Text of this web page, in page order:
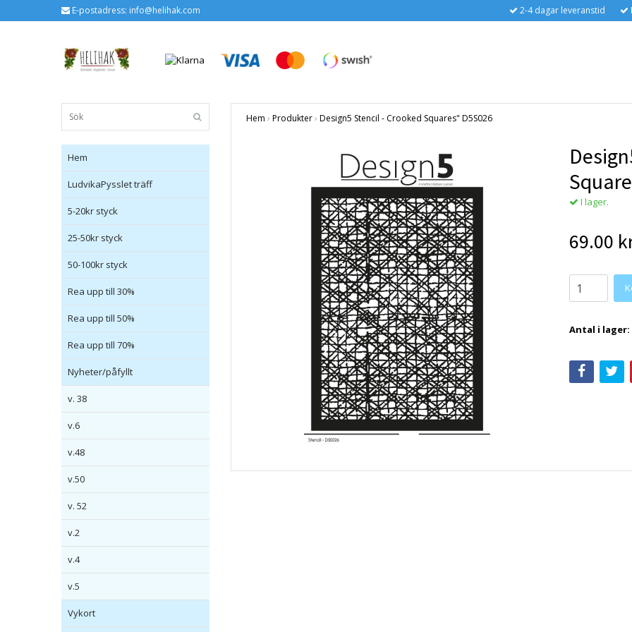
E-postadress: info@helihak.com 2-4 dagar leveranstid
Hem
LudvikaPysslet träff
5-20kr styck
25-50kr styck
50-100kr styck
Rea upp till 30%
Rea upp till 50%
Rea upp till 70%
Nyheter/påfyllt
v. 38
v.6
v.48
v.50
v. 52
v.2
v.4
v.5
Vykort
Hem › Produkter› Design5 Stencil - Crooked Squares" D5S026
I lager.
69.00
Antal i lager: